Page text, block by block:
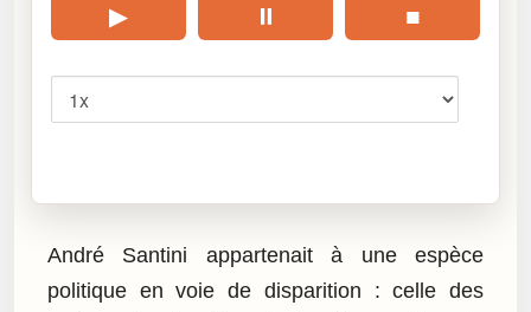
▶ ⏸ ■
André Santini appartenait à une espèce
politique en voie de disparition : celle des